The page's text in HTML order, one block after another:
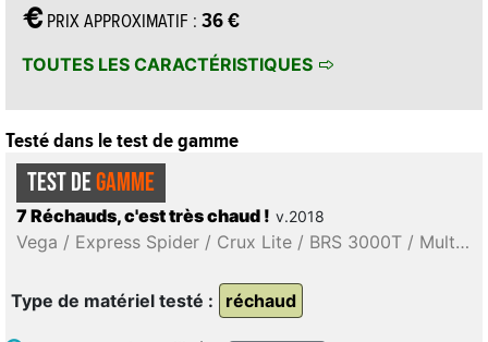
PRIX APPROXIMATIF : 36 €
TOUTES LES CARACTÉRISTIQUES
Testé dans le test de gamme
TEST DEGAMME
7 Réchauds, c'est très chaud ! v.2018
Vega / Express Spider / Crux Lite / BRS 3000T / Multifuel / Polaris Optifuel / Omnilite Ti
Type de matériel testé : réchaud